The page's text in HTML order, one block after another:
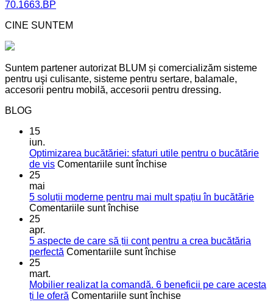
70.1663.BP
CINE SUNTEM
Suntem partener autorizat BLUM și comercializăm sisteme
pentru uşi culisante, sisteme pentru sertare, balamale,
accesorii pentru mobilă, accesorii pentru dressing.
BLOG
15
iun.
Optimizarea bucătăriei: sfaturi utile pentru o bucătărie
de vis Comentariile sunt închisepentru
sfaturi
bucătărie
de
25
mai
5 soluții moderne pentru mai mult spațiu în bucătărie
Comentariile sunt închisepentru
moderne
pentru
spațiu
în
25
apr.
5 aspecte de care să ții cont pentru a crea bucătăria
perfectă Comentariile sunt închisepentru
de
care
25
mart.
Mobilier realizat la comandă. 6 beneficii pe care acesta
ți le oferă Comentariile sunt închisepentru